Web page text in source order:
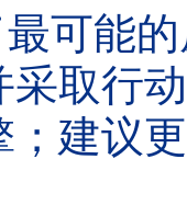
可能
取行
建议